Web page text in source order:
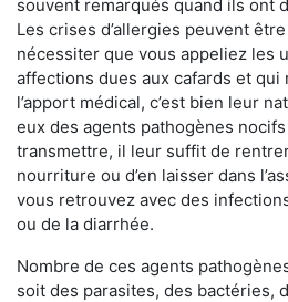
souvent remarqués quand ils ont
Les crises d’allergies peuvent
nécessiter que vous appeliez les
affections dues aux cafards et
l’apport médical, c’est bien leur
eux des agents pathogènes nocifs
transmettre, il leur suffit de
nourriture ou d’en laisser dans
vous retrouvez avec des
ou de la diarrhée.
Nombre de ces agents
soit des parasites, des bactéries,